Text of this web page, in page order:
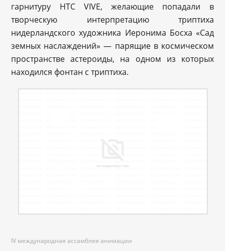
гарнитуру HTC VIVE, желающие попадали в
творческую интерпретацию триптиха
нидерландского художника Иеронима Босха «Сад
земных наслаждений» — парящие в космическом
пространстве астероиды, на одном из которых
находился фонтан с триптиха.
IV международная ассамблея анимации